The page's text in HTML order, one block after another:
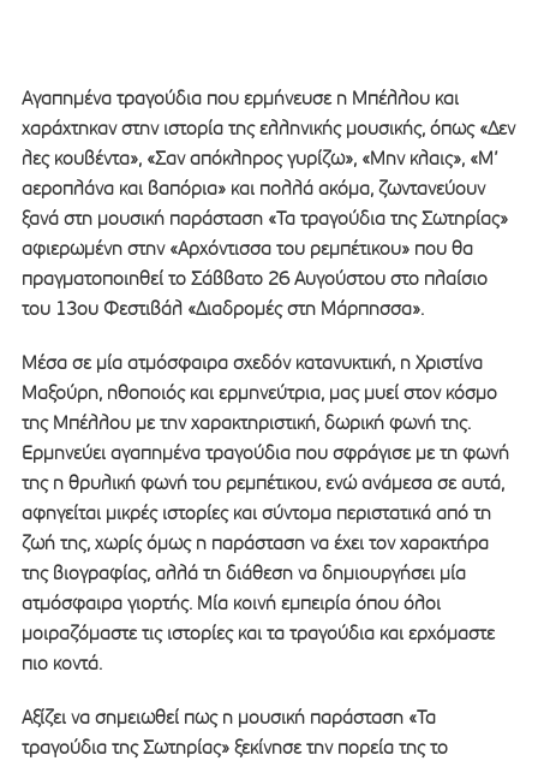
Αγαπημένα τραγούδια που ερμήνευσε η Μπέλλου και
χαράχτηκαν στην ιστορία της ελληνικής μουσικής, όπως «Δεν
λες κουβέντα», «Σαν απόκληρος γυρίζω», «Μην κλαις», «Μ’
αεροπλάνα και βαπόρια» και πολλά ακόμα, ζωντανεύουν
ξανά στη μουσική παράσταση «Τα τραγούδια της Σωτηρίας»
αφιερωμένη στην «Αρχόντισσα του ρεμπέτικου» που θα
πραγματοποιηθεί το Σάββατο 26 Αυγούστου στο πλαίσιο
του 13ου Φεστιβάλ «Διαδρομές στη Μάρπησσα».
Μέσα σε μία ατμόσφαιρα σχεδόν κατανυκτική, η Χριστίνα
Μαξούρη, ηθοποιός και ερμηνεύτρια, μας μυεί στον κόσμο
της Μπέλλου με την χαρακτηριστική, δωρική φωνή της.
Ερμηνεύει αγαπημένα τραγούδια που σφράγισε με τη φωνή
της η θρυλική φωνή του ρεμπέτικου, ενώ ανάμεσα σε αυτά,
αφηγείται μικρές ιστορίες και σύντομα περιστατικά από τη
ζωή της, χωρίς όμως η παράσταση να έχει τον χαρακτήρα
της βιογραφίας, αλλά τη διάθεση να δημιουργήσει μία
ατμόσφαιρα γιορτής. Μία κοινή εμπειρία όπου όλοι
μοιραζόμαστε τις ιστορίες και τα τραγούδια και ερχόμαστε
πιο κοντά.
Αξίζει να σημειωθεί πως η μουσική παράσταση «Τα
τραγούδια της Σωτηρίας» ξεκίνησε την πορεία της το